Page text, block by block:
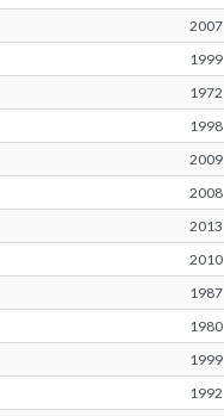
2007
1999
1972
1998
2009
2008
2013
2010
1987
1980
1999
1992